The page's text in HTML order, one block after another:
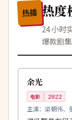
热播 热度
24 小时
爆款剧集
中国
余光
电影 2022
主演： 梁朝伟、